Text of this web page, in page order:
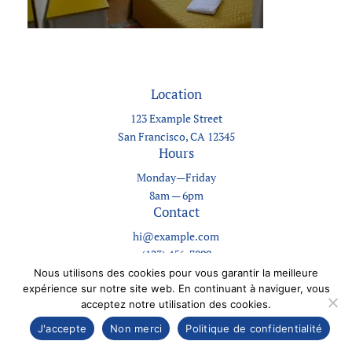
Location
123 Example Street
San Francisco, CA 12345
Hours
Monday—Friday
8am — 6pm
Contact
hi@example.com
(123) 456-7890
Designed withWordPress
Nous utilisons des cookies pour vous garantir la meilleure
expérience sur notre site web. En continuant à naviguer, vous
acceptez notre utilisation des cookies.
J'accepte
Non merci Politique de confidentialité